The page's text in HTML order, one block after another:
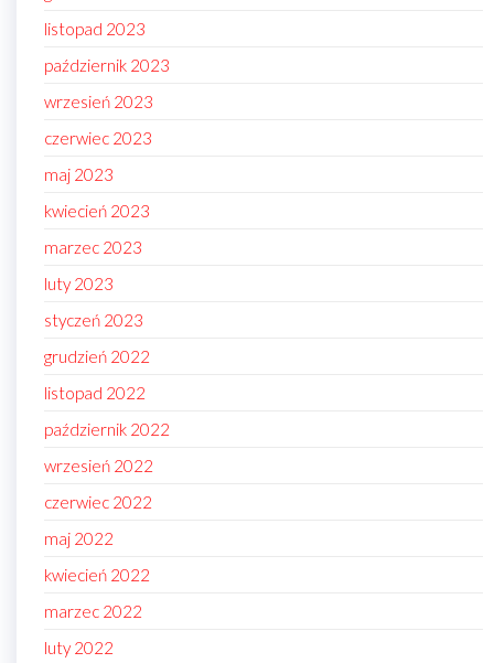
listopad 2023
październik 2023
wrzesień 2023
czerwiec 2023
maj 2023
kwiecień 2023
marzec 2023
luty 2023
styczeń 2023
grudzień 2022
listopad 2022
październik 2022
wrzesień 2022
czerwiec 2022
maj 2022
kwiecień 2022
marzec 2022
luty 2022